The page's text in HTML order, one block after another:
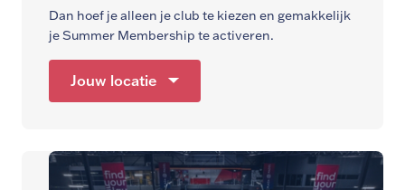
Dan hoef je alleen je club te kiezen en gemakkelijk
je Summer Membership te activeren.
Jouw locatie